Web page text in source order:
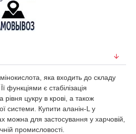
яка входить до складу
функціями є стабілізація
рівня цукру в крові, а також
системи. Купити аланін-L у
можна для застосування у харчовій,
промисловості.